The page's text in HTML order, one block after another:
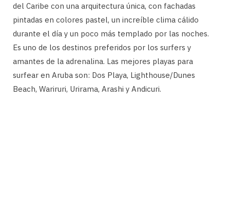
del Caribe con una arquitectura única, con fachadas
pintadas en colores pastel, un increíble clima cálido
durante el día y un poco más templado por las noches.
Es uno de los destinos preferidos por los surfers y
amantes de la adrenalina. Las mejores playas para
surfear en Aruba son: Dos Playa, Lighthouse/Dunes
Beach, Wariruri, Urirama, Arashi y Andicuri.